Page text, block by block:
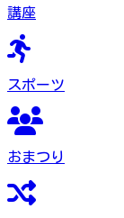
講座
スポーツ
おまつり